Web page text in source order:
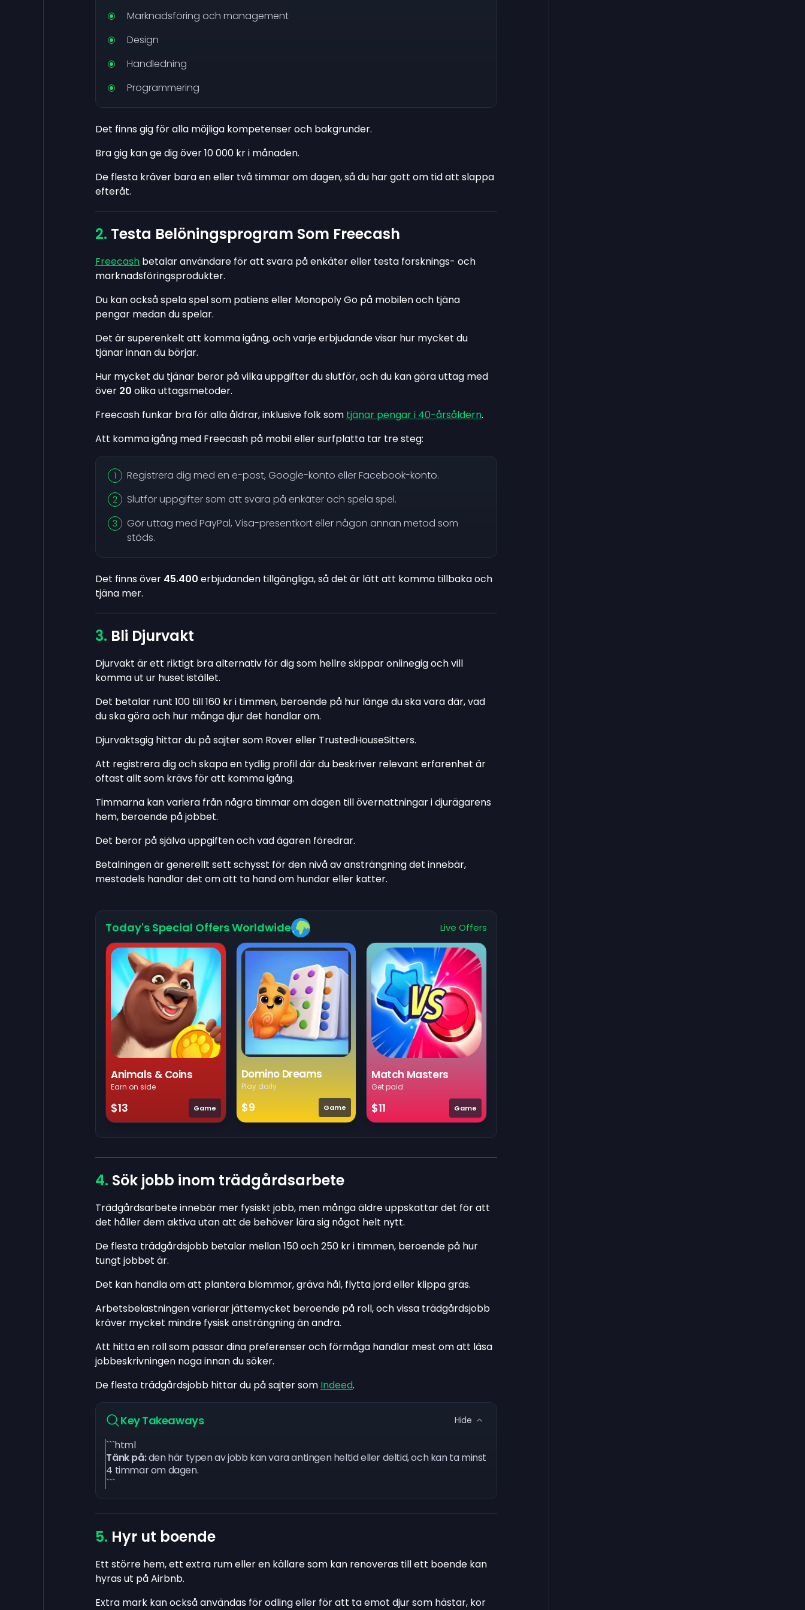
Marknadsföring och management
Design
Handledning
Programmering
Det finns gig för alla möjliga kompetenser och bakgrunder.
Bra gig kan ge dig över 10 000 kr i månaden.
De flesta kräver bara en eller två timmar om dagen, så du har gott om tid att slappa
efteråt.
Testa Belöningsprogram Som Freecash
Freecash betalar användare för att svara på enkäter eller testa forsknings- och
marknadsföringsprodukter.
Du kan också spela spel som patiens eller Monopoly Go på mobilen och tjäna
pengar medan du spelar.
Det är superenkelt att komma igång, och varje erbjudande visar hur mycket du
tjänar innan du börjar.
Hur mycket du tjänar beror på vilka uppgifter du slutför, och du kan göra uttag med
över 20 olika uttagsmetoder.
Freecash funkar bra för alla åldrar, inklusive folk som tjänar pengar i 40-årsåldern.
Att komma igång med Freecash på mobil eller surfplatta tar tre steg:
Registrera dig med en e-post, Google-konto eller Facebook-konto.
Slutför uppgifter som att svara på enkäter och spela spel.
Gör uttag med PayPal, Visa-presentkort eller någon annan metod som
stöds.
Det finns över 45.400 erbjudanden tillgängliga, så det är lätt att komma tillbaka och
tjäna mer.
Bli Djurvakt
Djurvakt är ett riktigt bra alternativ för dig som hellre skippar onlinegig och vill
komma ut ur huset istället.
Det betalar runt 100 till 160 kr i timmen, beroende på hur länge du ska vara där, vad
du ska göra och hur många djur det handlar om.
Djurvaktsgig hittar du på sajter som Rover eller TrustedHouseSitters.
Att registrera dig och skapa en tydlig profil där du beskriver relevant erfarenhet är
oftast allt som krävs för att komma igång.
Timmarna kan variera från några timmar om dagen till övernattningar i djurägarens
hem, beroende på jobbet.
Det beror på själva uppgiften och vad ägaren föredrar.
Betalningen är generellt sett schysst för den nivå av ansträngning det innebär,
mestadels handlar det om att ta hand om hundar eller katter.
Today's Special Offers Worldwide Live Offers
Animals & Coins
Earn on side
$13 Game
Domino Dreams
Play daily
$9 Game
Match Masters
Get paid
$11 Game
Sök jobb inom trädgårdsarbete
Trädgårdsarbete innebär mer fysiskt jobb, men många äldre uppskattar det för att
det håller dem aktiva utan att de behöver lära sig något helt nytt.
De flesta trädgårdsjobb betalar mellan 150 och 250 kr i timmen, beroende på hur
tungt jobbet är.
Det kan handla om att plantera blommor, gräva hål, flytta jord eller klippa gräs.
Arbetsbelastningen varierar jättemycket beroende på roll, och vissa trädgårdsjobb
kräver mycket mindre fysisk ansträngning än andra.
Att hitta en roll som passar dina preferenser och förmåga handlar mest om att läsa
jobbeskrivningen noga innan du söker.
De flesta trädgårdsjobb hittar du på sajter som Indeed.
Key Takeaways Hide
```html
Tänk på:den här typen av jobb kan vara antingen heltid eller deltid, och kan ta minst
4 timmar om dagen.
```
Hyr ut boende
Ett större hem, ett extra rum eller en källare som kan renoveras till ett boende kan
hyras ut på Airbnb.
Extra mark kan också användas för odling eller för att ta emot djur som hästar, kor